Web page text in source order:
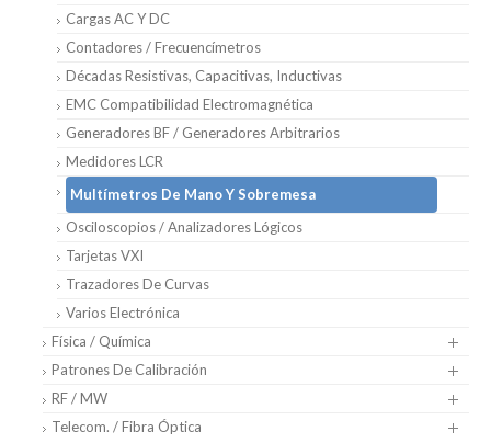
Cargas AC Y DC
Contadores / Frecuencímetros
Décadas Resistivas, Capacitivas, Inductivas
EMC Compatibilidad Electromagnética
Generadores BF / Generadores Arbitrarios
Medidores LCR
Multímetros De Mano Y Sobremesa
Osciloscopios / Analizadores Lógicos
Tarjetas VXI
Trazadores De Curvas
Varios Electrónica
Física / Química
Patrones De Calibración
RF / MW
Telecom. / Fibra Óptica